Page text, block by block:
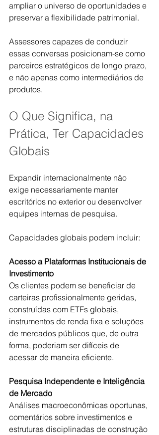
ampliar o universo de oportunidades e
preservar a flexibilidade patrimonial.
Assessores capazes de conduzir
essas conversas posicionam-se como
parceiros estratégicos de longo prazo,
e não apenas como intermediários de
produtos.
O Que Significa, na
Prática, Ter Capacidades
Globais
Expandir internacionalmente não
exige necessariamente manter
escritórios no exterior ou desenvolver
equipes internas de pesquisa.
Capacidades globais podem incluir:
Acesso a Plataformas Institucionais de
Investimento
Os clientes podem se beneficiar de
carteiras profissionalmente geridas,
construídas com ETFs globais,
instrumentos de renda fixa e soluções
de mercados públicos que, de outra
forma, poderiam ser difíceis de
acessar de maneira eficiente.
Pesquisa Independente e Inteligência
de Mercado
Análises macroeconômicas oportunas,
comentários sobre investimentos e
estruturas disciplinadas de construção